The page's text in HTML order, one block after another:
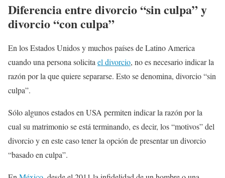
Diferencia entre divorcio “sin culpa” y
divorcio “con culpa”
En los Estados Unidos y muchos países de Latino America
cuando una persona solicitael divorcio, no es necesario indicar la
razón por la que quiere separarse. Esto se denomina, divorcio “sin
culpa”.
Sólo algunos estados en USA permiten indicar la razón por la
cual su matrimonio se está terminando, es decir, los “motivos” del
divorcio y en este caso tener la opción de presentar un divorcio
“basado en culpa”.